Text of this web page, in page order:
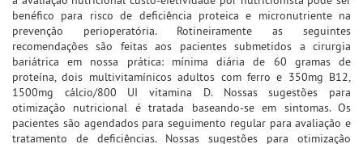
benéfico para risco de deficiência proteica e micronutriente na
prevenção perioperatória. Rotineiramente as seguintes
recomendações são feitas aos pacientes submetidos a cirurgia
bariátrica em nossa prática: mínima diária de 60 gramas de
proteína, dois multivitamínicos adultos com ferro e 350mg B12,
1500mg cálcio/800 UI vitamina D. Nossas sugestões para
otimização nutricional é tratada baseando-se em sintomas. Os
pacientes são agendados para seguimento regular para avaliação e
tratamento de deficiências. Nossas sugestões para otimização